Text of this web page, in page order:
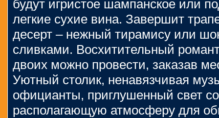
будут игристое шампанское или
легкие сухие вина. Завершит
десерт – нежный тирамису или
сливками. Восхитительный
двоих можно провести, заказав
Уютный столик, ненавязчивая
официанты, приглушенный свет
располагающую атмосферу для